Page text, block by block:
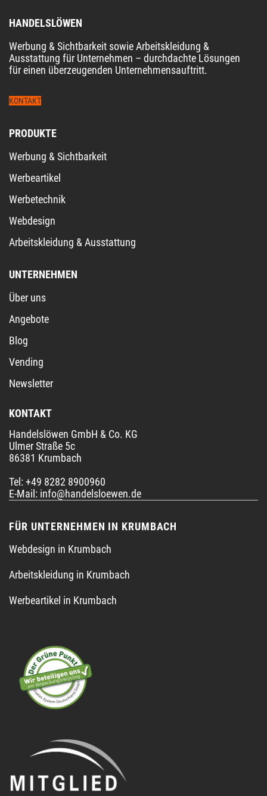
HANDELSLÖWEN
Werbung & Sichtbarkeit sowie Arbeitskleidung &
Ausstattung für Unternehmen – durchdachte Lösungen
für einen überzeugenden Unternehmensauftritt.
KONTAKT
PRODUKTE
Werbung & Sichtbarkeit
Werbeartikel
Werbetechnik
Webdesign
Arbeitskleidung & Ausstattung
UNTERNEHMEN
Über uns
Angebote
Blog
Vending
Newsletter
KONTAKT
Handelslöwen GmbH & Co. KG
Ulmer Straße 5c
86381 Krumbach
Tel: +49 8282 8900960
E-Mail: info@handelsloewen.de
FÜR UNTERNEHMEN IN KRUMBACH
Webdesign in Krumbach
Arbeitskleidung in Krumbach
Werbeartikel in Krumbach